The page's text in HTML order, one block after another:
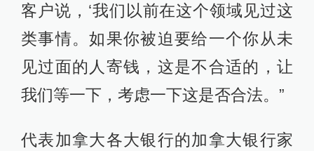
客户说，‘我们以前在这个领域见过这
类事情。如果你被迫要给一个你从未
见过面的人寄钱，这是不合适的，让
我们等一下，考虑一下这是否合法。”
代表加拿大各大银行的加拿大银行家